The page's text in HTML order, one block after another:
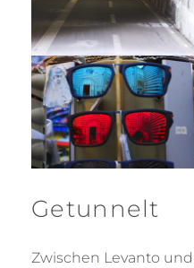
Getunnelt
Zwischen Levanto